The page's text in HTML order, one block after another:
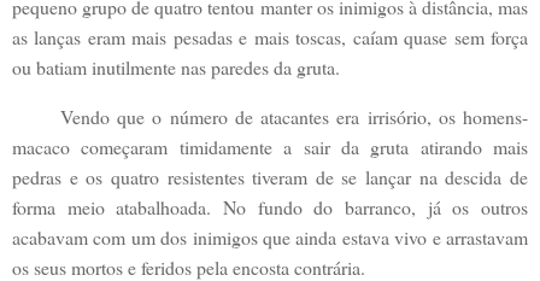
pequeno grupo de quatro tentou manter os inimigos à distância, mas
as lanças eram mais pesadas e mais toscas, caíam quase sem força
ou batiam inutilmente nas paredes da gruta.
Vendo que o número de atacantes era irrisório, os homens-
macaco começaram timidamente a sair da gruta atirando mais
pedras e os quatro resistentes tiveram de se lançar na descida de
forma meio atabalhoada. No fundo do barranco, já os outros
acabavam com um dos inimigos que ainda estava vivo e arrastavam
os seus mortos e feridos pela encosta contrária.